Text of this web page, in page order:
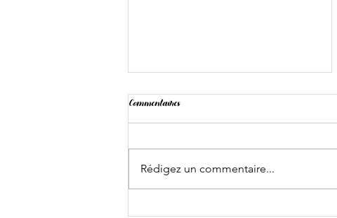
L'Amour est dans la salle
Commentaires
Rédigez un commentaire...